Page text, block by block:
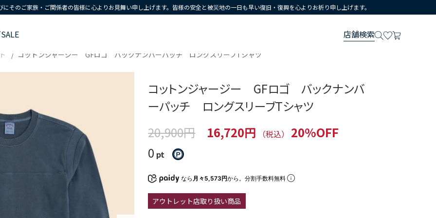
そのご家族・ご関係者の皆様に心よりお見舞い申し上げます。皆様の安全と被災地の一日も早い復旧・復興を心よりお祈り申し上げます。
SALE 店舗検索
コットンジャージー GFロゴ バックナンバーパッチ ロングスリーブTシャツ
コットンジャージー GFロゴ バックナンバ
ーパッチ ロングスリーブTシャツ
20,900円
16,720円 （税込）
20%OFF
0 pt
なら 月々5,573円から。分割手数料無料
アウトレット店取り扱い商品